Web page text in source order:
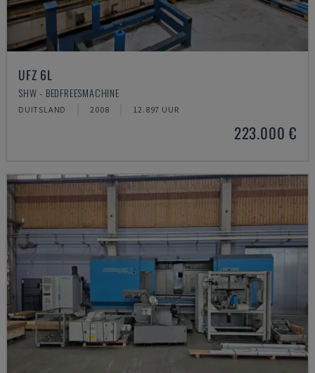
UFZ 6L
SHW - BEDFREESMACHINE
DUITSLAND 2008 12.897 UUR
223.000 €